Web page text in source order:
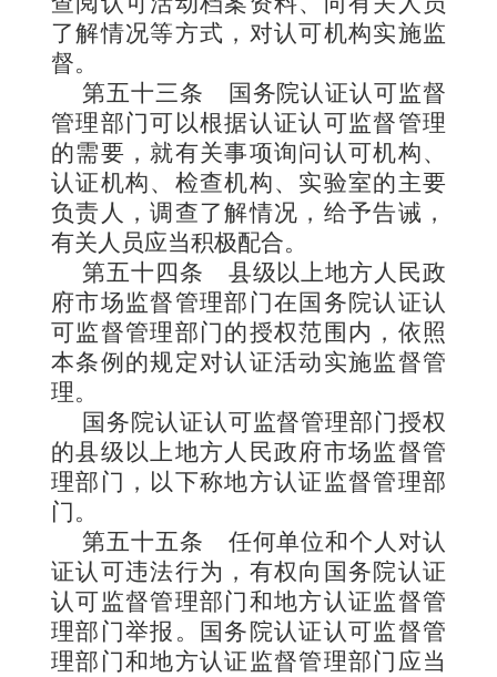
了解情况等方式，对认可机构实施监
督。
第五十三条
国务院认证认可监督
管理部门可以根据认证认可监督管理
的需要，就有关事项询问认可机构、
认证机构、检查机构、实验室的主要
负责人，调查了解情况，给予告诫，
有关人员应当积极配合。
第五十四条 县级以上地方人民政
府市场监督管理部门在国务院认证认
可监督管理部门的授权范围内，依照
本条例的规定对认证活动实施监督管
理。
国务院认证认可监督管理部门授权
的县级以上地方人民政府市场监督管
理部门，以下称地方认证监督管理部
门。
第五十五条 任何单位和个人对认
证认可违法行为，有权向国务院认证
认可监督管理部门和地方认证监督管
理部门举报。国务院认证认可监督管
理部门和地方认证监督管理部门应当